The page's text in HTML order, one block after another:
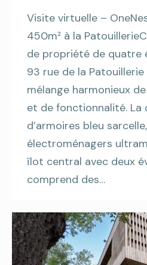
Visite virtuelle –
450m² à la
de propriété de quatre
93 rue de la
mélange harmonieux
et de fonctionnalité. La
d’armoires bleu
électroménagers
îlot central avec deux
comprend des…